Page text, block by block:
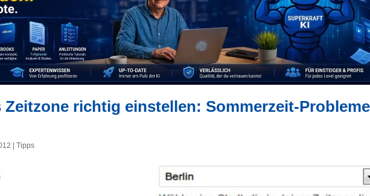
Zeitzone richtig einstellen: Sommerzeit-Probleme
Tipps